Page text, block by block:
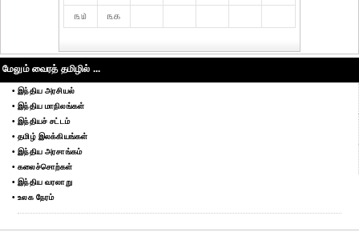
௩௰
௩௧
மேலும் வைரத் தமிழில் ...
• இந்திய அரசியல்
• இந்திய மாநிலங்கள்
• இந்தியச் சட்டம்
• தமிழ் இலக்கியங்கள்
• இந்திய அரசாங்கம்
• கலைச்சொற்கள்
• இந்திய வரலாறு
• உலக நேரம்